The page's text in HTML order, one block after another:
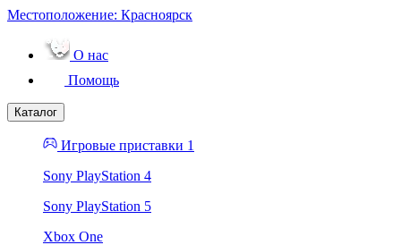
Местоположение: Красноярск
О нас
Помощь
Каталог
Игровые приставки 1
Sony PlayStation 4
Sony PlayStation 5
Xbox One